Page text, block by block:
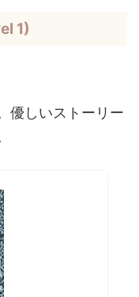
1)
優しいストーリー